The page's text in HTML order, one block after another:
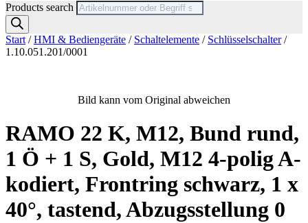
Products search
Start /HMI & Bediengeräte / Schaltelemente / Schlüsselschalter/
1.10.051.201/0001
Bild kann vom Original abweichen
RAMO 22 K, M12, Bund rund,
1 Ö + 1 S, Gold, M12 4-polig A-
kodiert, Frontring schwarz, 1 x
40°, tastend, Abzugsstellung 0